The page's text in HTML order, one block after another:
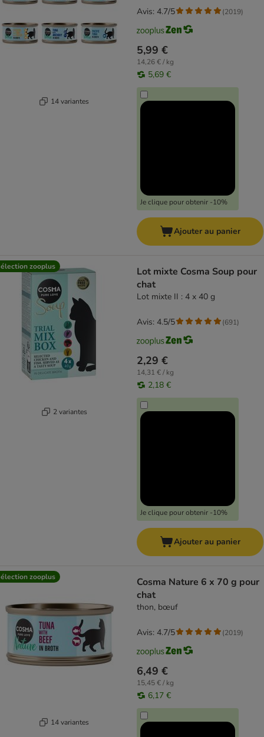
14 variantes
5,99 €
14,26 € / kg
5,69 €
Je clique pour obtenir -10%
Avis: 4.7/5 (2019)
Ajouter au panier
zooplus
2 variantes
Lot mixte Cosma Soup pour
chat
Lot mixte II : 4 x 40 g
2,29 €
14,31 € / kg
2,18 €
Je clique pour obtenir -10%
Avis: 4.5/5 (691)
Ajouter au panier
zooplus
14 variantes
Cosma Nature 6 x 70 g pour
chat
thon, bœuf
6,49 €
15,45 € / kg
6,17 €
Avis: 4.7/5 (2019)